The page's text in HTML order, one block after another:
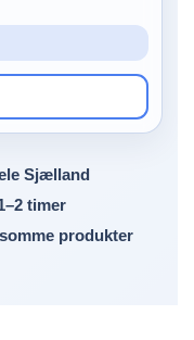
Sjælland
timer
produkter